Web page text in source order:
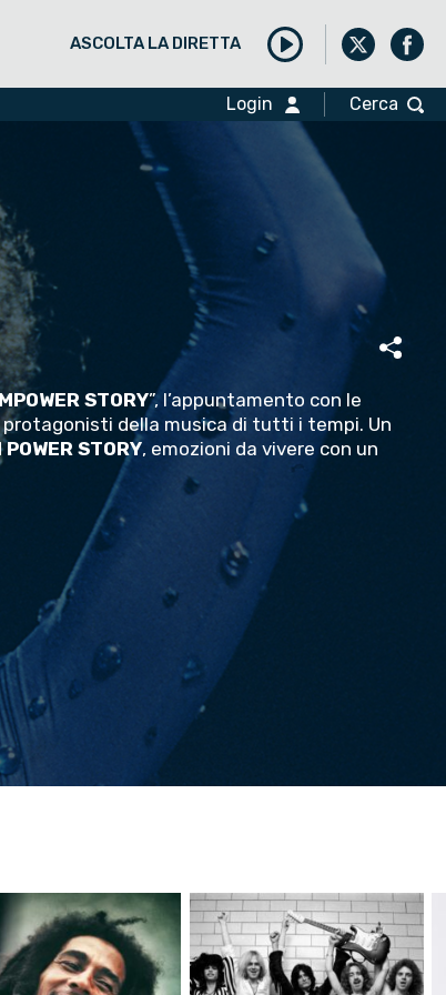
ASCOLTA LA DIRETTA
Play
Cerca
Login
STORY”, l’appuntamento con le
della musica di tutti i tempi. Un
POWER STORY, emozioni da vivere con un